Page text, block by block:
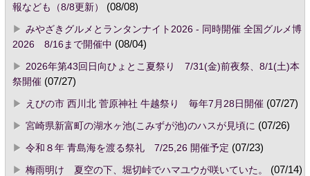
報なども（8/8更新）
(08/08)
みやざきグルメとランタンナイト2026 - 同時開催 全国グルメ博
2026 8/16まで開催中 (08/04)
2026年第43回日向ひょとこ夏祭り 7/31(金)前夜祭、8/1(土)本
祭開催(07/27)
えびの市 西川北 菅原神社 牛越祭り 毎年7月28日開催(07/27)
宮崎県新富町の湖水ヶ池(こみずが池)のハスが見頃に (07/26)
令和８年 青島海を渡る祭礼 7/25,26 開催予定 (07/23)
梅雨明け 夏空の下、堀切峠でハマユウが咲いていた。
(07/14)